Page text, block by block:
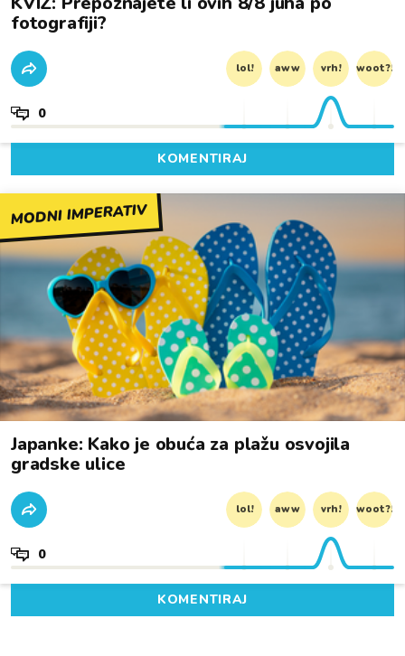
fotografiji?
lol! aww vrh! woot?!
0
KOMENTIRAJ
MODNI IMPERATIV
Japanke: Kako je obuća za plažu osvojila
gradske ulice
lol! aww vrh! woot?!
0
KOMENTIRAJ